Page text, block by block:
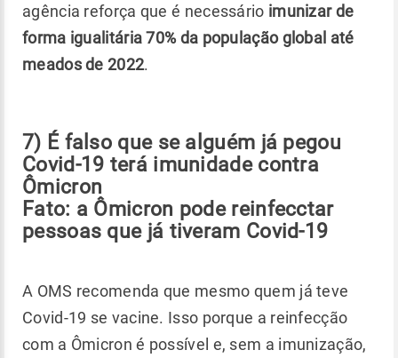
agência reforça que é necessário imunizar de
forma igualitária 70% da população global até
meados de 2022.
7) É falso que se alguém já pegou
Covid-19 terá imunidade contra
Ômicron
Fato: a Ômicron pode reinfecctar
pessoas que já tiveram Covid-19
A OMS recomenda que mesmo quem já teve
Covid-19 se vacine. Isso porque a reinfecção
com a Ômicron é possível e, sem a imunização,